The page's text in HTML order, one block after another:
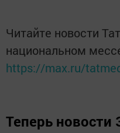
Читайте новости
национальном
https://max.ru/
Теперь новости